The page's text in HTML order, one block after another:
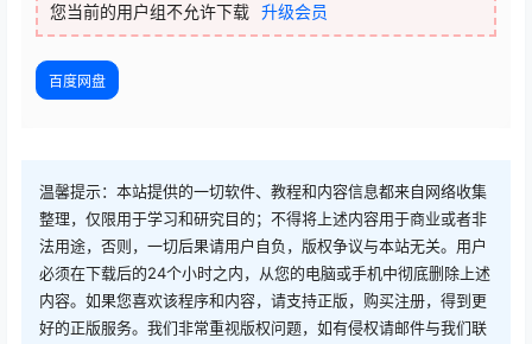
您当前的用户组不允许下载 升级会员
百度网盘
温馨提示：本站提供的一切软件、教程和内容信息都来自网络收集
整理，仅限用于学习和研究目的；不得将上述内容用于商业或者非
法用途，否则，一切后果请用户自负，版权争议与本站无关。用户
必须在下载后的24个小时之内，从您的电脑或手机中彻底删除上述
内容。如果您喜欢该程序和内容，请支持正版，购买注册，得到更
好的正版服务。我们非常重视版权问题，如有侵权请邮件与我们联